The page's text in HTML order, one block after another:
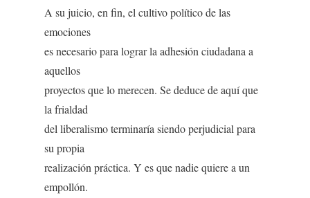
A su juicio, en fin, el cultivo político de las
emociones
es necesario para lograr la adhesión ciudadana a
aquellos
proyectos que lo merecen. Se deduce de aquí que
la frialdad
del liberalismo terminaría siendo perjudicial para
su propia
realización práctica. Y es que nadie quiere a un
empollón.